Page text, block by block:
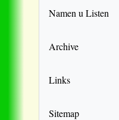
Namen u Listen
Archive
Links
Sitemap